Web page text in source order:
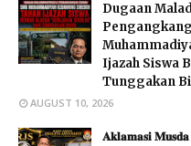
Dugaan
Ijazah Siswa
Tunggakan
AUGUST 10, 2026
𝐀𝐤𝐥𝐚𝐦𝐚𝐬𝐢